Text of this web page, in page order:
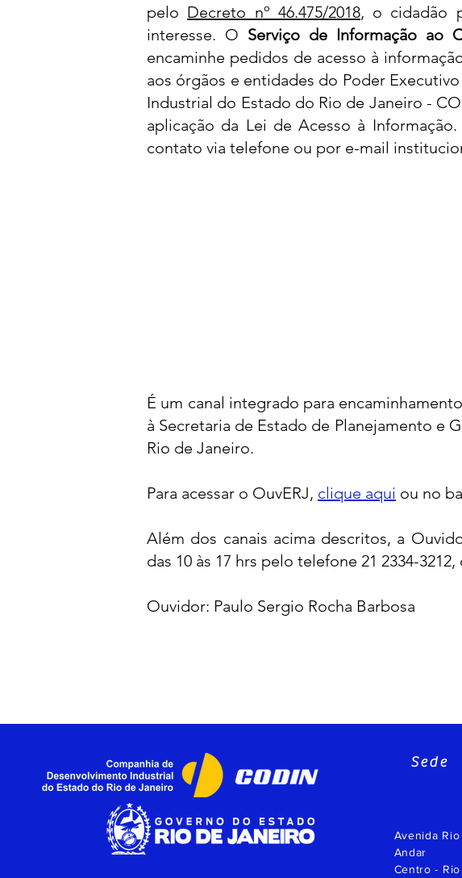
pelo Decreto nº 46.475/2018, o cidadão
interesse. O Serviço de Informação ao
encaminhe pedidos de acesso à
aos órgãos e entidades do Poder
Industrial do Estado do Rio de Janeiro -
aplicação da Lei de Acesso à
contato via telefone ou por e-mail
É um canal integrado para
à Secretaria de Estado de Planejamento e
Rio de Janeiro.
Para acessar o OuvERJ, clique aqui ou no
Além dos canais acima descritos, a
das 10 às 17 hrs pelo telefone 21 2334-
Ouvidor: Paulo Sergio Rocha Barbosa
Sede
Avenida Rio
Andar
Centro -